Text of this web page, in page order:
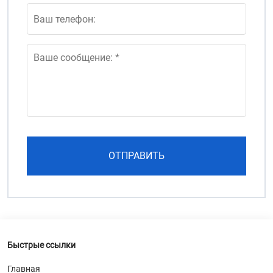
Быстрые ссылки
Главная